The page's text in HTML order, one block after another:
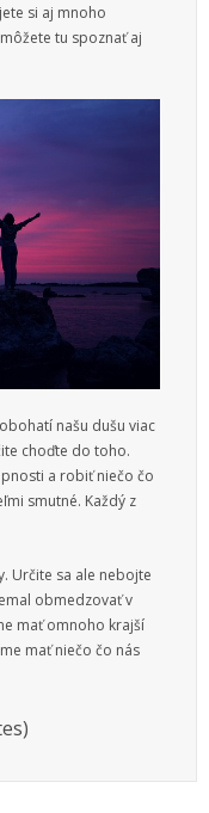
si aj mnoho
tu spoznať aj
našu dušu viac
choďte do toho.
a robiť niečo čo
smutné. Každý z
Určite sa ale nebojte
obmedzovať v
mať omnoho krajší
mať niečo čo nás